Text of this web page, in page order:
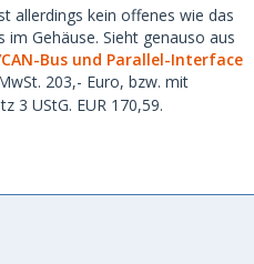
allerdings kein offenes wie das
Gehäuse. Sieht genauso aus
CAN-Bus und Parallel-Interface
203,- Euro, bzw. mit
3 UStG. EUR 170,59.